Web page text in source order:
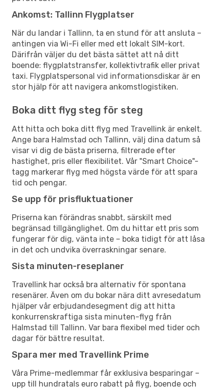
Ankomst: Tallinn Flygplatser
När du landar i Tallinn, ta en stund för att ansluta –
antingen via Wi-Fi eller med ett lokalt SIM-kort.
Därifrån väljer du det bästa sättet att nå ditt
boende: flygplatstransfer, kollektivtrafik eller privat
taxi. Flygplatspersonal vid informationsdiskar är en
stor hjälp för att navigera ankomstlogistiken.
Boka ditt flyg steg för steg
Att hitta och boka ditt flyg med Travellink är enkelt.
Ange bara Halmstad och Tallinn, välj dina datum så
visar vi dig de bästa priserna, filtrerade efter
hastighet, pris eller flexibilitet. Vår "Smart Choice"-
tagg markerar flyg med högsta värde för att spara
tid och pengar.
Se upp för prisfluktuationer
Priserna kan förändras snabbt, särskilt med
begränsad tillgänglighet. Om du hittar ett pris som
fungerar för dig, vänta inte – boka tidigt för att låsa
in det och undvika överraskningar senare.
Sista minuten-reseplaner
Travellink har också bra alternativ för spontana
resenärer. Även om du bokar nära ditt avresedatum
hjälper vår erbjudandesegment dig att hitta
konkurrenskraftiga sista minuten-flyg från
Halmstad till Tallinn. Var bara flexibel med tider och
dagar för bättre resultat.
Spara mer med Travellink Prime
Våra Prime-medlemmar får exklusiva besparingar –
upp till hundratals euro rabatt på flyg, boende och